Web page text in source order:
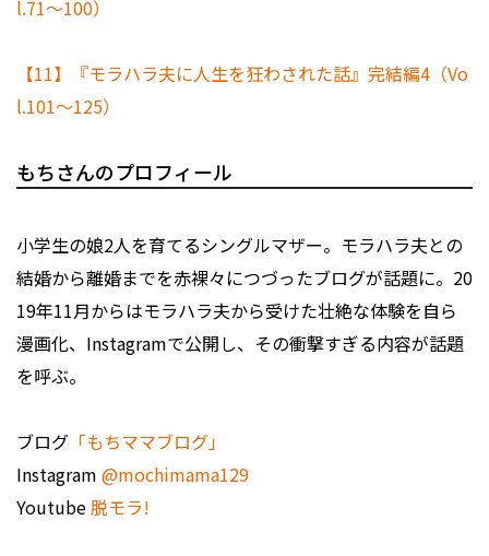
l.71～100）
【11】『モラハラ夫に人生を狂わされた話』完結編4（Vo
l.101～125）
もちさんのプロフィール
小学生の娘2人を育てるシングルマザー。モラハラ夫との
結婚から離婚までを赤裸々につづったブログが話題に。20
19年11月からはモラハラ夫から受けた壮絶な体験を自ら
漫画化、Instagramで公開し、その衝撃すぎる内容が話題
を呼ぶ。
ブログ 「もちママブログ」
Instagram @mochimama129
Youtube脱モラ!